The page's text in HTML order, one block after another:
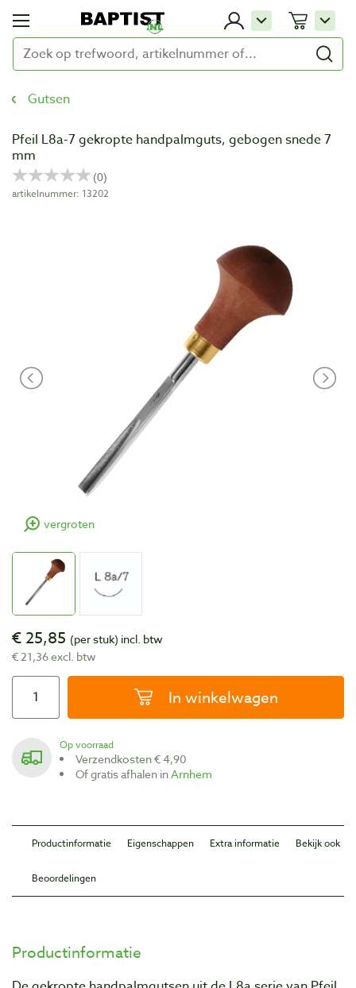
Gutsen
Pfeil L8a-7 gekropte handpalmguts, gebogen snede 7
mm
artikelnummer: 13202
vergroten
€ 25,85 (per stuk) incl. btw
€ 21,36 excl. btw
In winkelwagen
Op voorraad
Verzendkosten € 4,90
Of gratis afhalen inArnhem
Productinformatie Eigenschappen Extra informatie Bekijk ook
Beoordelingen
Productinformatie